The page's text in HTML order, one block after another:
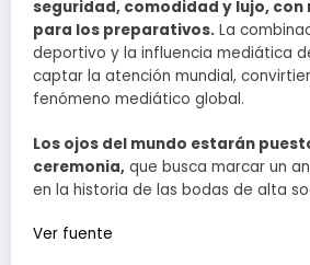
seguridad, comodidad y lujo, con
para los preparativos. La
deportivo y la influencia mediática
captar la atención mundial,
fenómeno mediático global.
Los ojos del mundo estarán
ceremonia, que busca marcar un
en la historia de las bodas de alta
Ver fuente